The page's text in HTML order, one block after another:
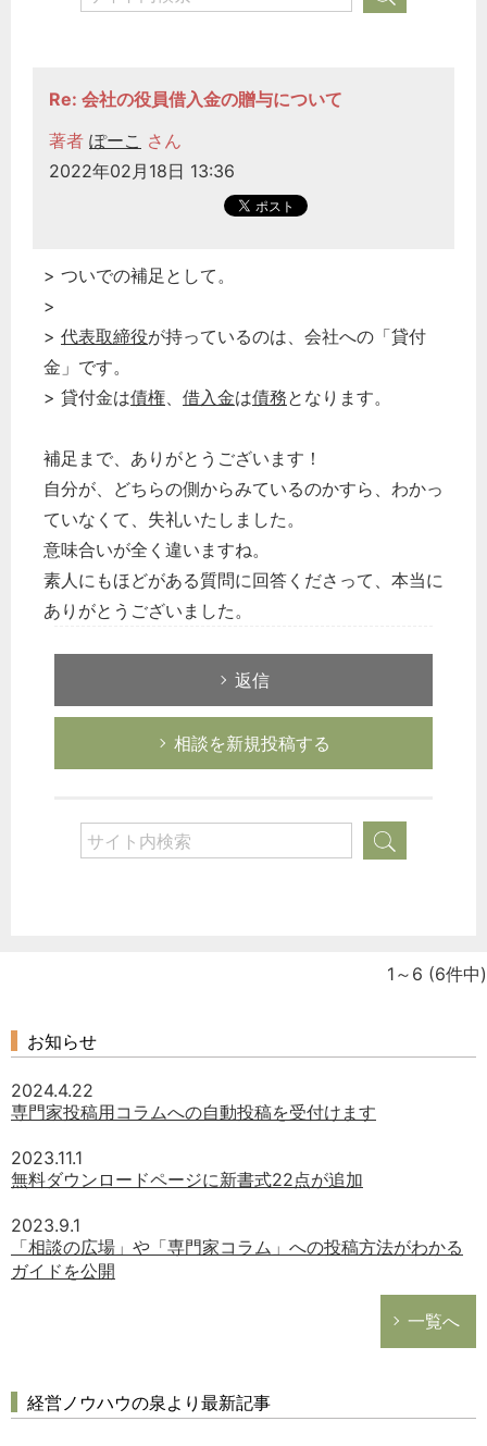
Re: 会社の役員借入金の贈与について
著者 ぽーこ さん
2022年02月18日 13:36
> ついでの補足として。
>
> 代表取締役が持っているのは、会社への「貸付
金」です。
> 貸付金は債権、 借入金は債務となります。
補足まで、ありがとうございます！
自分が、どちらの側からみているのかすら、わかっ
ていなくて、失礼いたしました。
意味合いが全く違いますね。
素人にもほどがある質問に回答くださって、本当に
ありがとうございました。
返信
相談を新規投稿する
選択してください
労務管理
税務経理
総務の給湯室
次へ
1～6 (6件中)
お知らせ
2024.4.22
専門家投稿用コラムへの自動投稿を受付けます
2023.11.1
無料ダウンロードページに新書式22点が追加
2023.9.1
「相談の広場」や「専門家コラム」への投稿方法がわかる
ガイドを公開
一覧へ
経営ノウハウの泉より最新記事